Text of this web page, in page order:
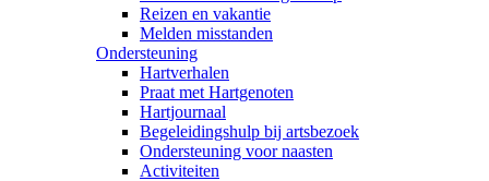
Reizen en vakantie
Melden misstanden
Ondersteuning
Hartverhalen
Praat met Hartgenoten
Hartjournaal
Begeleidingshulp bij artsbezoek
Ondersteuning voor naasten
Activiteiten